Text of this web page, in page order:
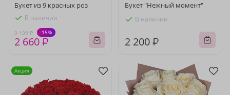
Букет из 9 красных роз
В наличии
3 130 ₽ -15%
2 660 ₽
Букет "Нежный момент"
В наличии
2 200 ₽
Акция